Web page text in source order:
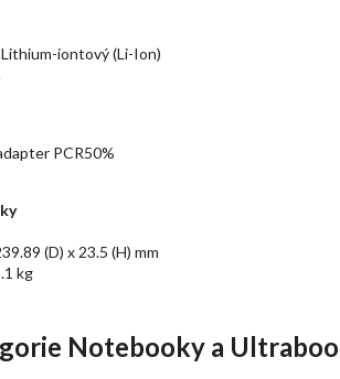
iontový (Li-Ion)
PCR50%
(D) x 23.5 (H) mm
kg
Notebooky a